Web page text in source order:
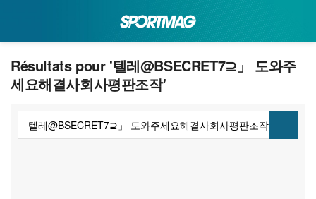
Résultats pour '텔레@BSECRET7⊇」 도와주
세요해결사회사평판조작'